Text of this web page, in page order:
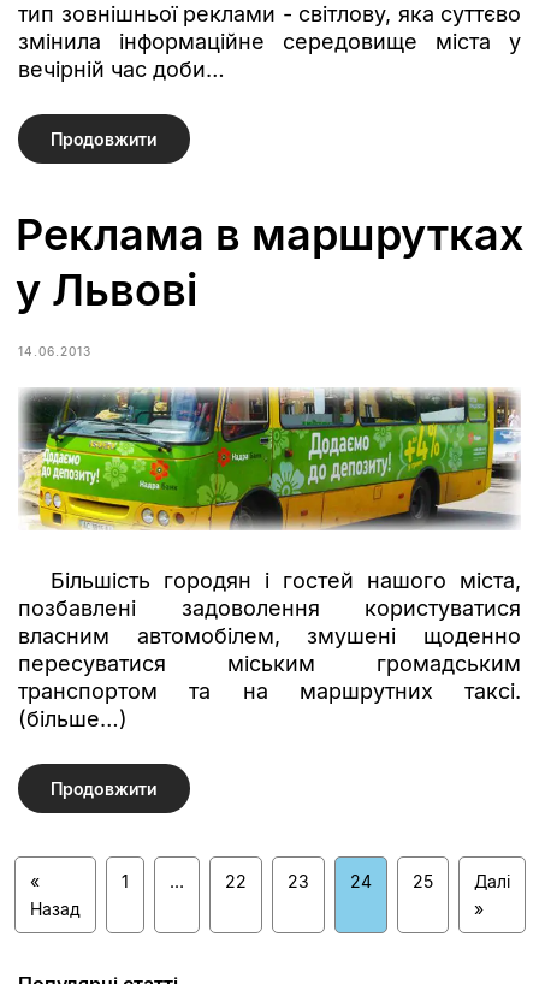
тип зовнішньої реклами - світлову, яка суттєво
змінила інформаційне середовище міста у
вечірній час доби…
Продовжити
Реклама в маршрутках
у Львові
14.06.2013
Більшість городян і гостей нашого міста,
позбавлені задоволення користуватися
власним автомобілем, змушені щоденно
пересуватися міським громадським
транспортом та на маршрутних таксі.
(більше…)
Продовжити
«
Назад
1 … 22 23 24 25
Далі
»